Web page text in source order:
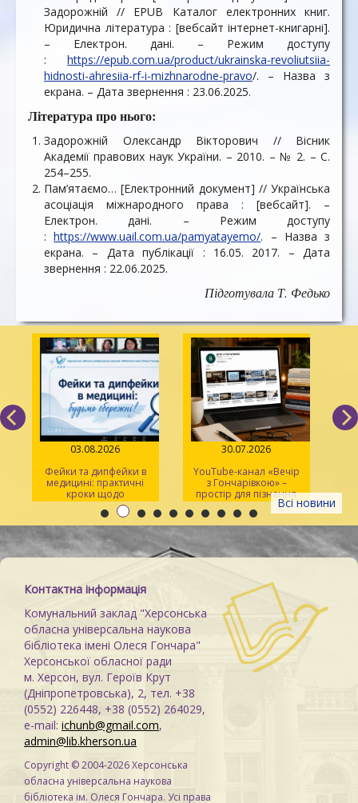
Задорожній // EPUB Каталог електронних книг.
Юридична література : [вебсайт інтернет-книгарні].
– Електрон. дані. – Режим доступу
: https://epub.com.ua/product/ukrainska-revoliutsiia-
hidnosti-ahresiia-rf-i-mizhnarodne-pravo/. – Назва з
екрана. – Дата звернення : 23.06.2025.
Література про нього:
Задорожній Олександр Вікторович // Вісник
Академії правових наук України. – 2010. – № 2. – С.
254–255.
Пам’ятаємо… [Електронний документ] // Українська
асоціація міжнародного права : [вебсайт]. –
Електрон. дані. – Режим доступу
:https://www.uail.com.ua/pamyatayemo/. – Назва з
екрана. – Дата публікації : 16.05. 2017. – Дата
звернення : 22.06.2025.
Підготувала Т. Федько
Всі новини
03.08.2026
Фейки та дипфейки в
медицині: практичні
кроки щодо
розпізнавання
30.07.2026
YouTube-канал «Вечір
з Гончарівкою» –
простір для пізнання
та натхнення
Контактна інформація
Комунальний заклад "Херсонська
обласна універсальна наукова
бібліотека імені Олеся Гончара"
Херсонської обласної ради
м. Херсон, вул. Героїв Крут
(Дніпропетровська), 2, тел. +38
(0552) 226448, +38 (0552) 264029,
e-mail: ichunb@gmail.com,
admin@lib.kherson.ua
Copyright © 2004-2026 Херсонська
обласна універсальна наукова
бібліотека ім. Олеся Гончара. Усі права